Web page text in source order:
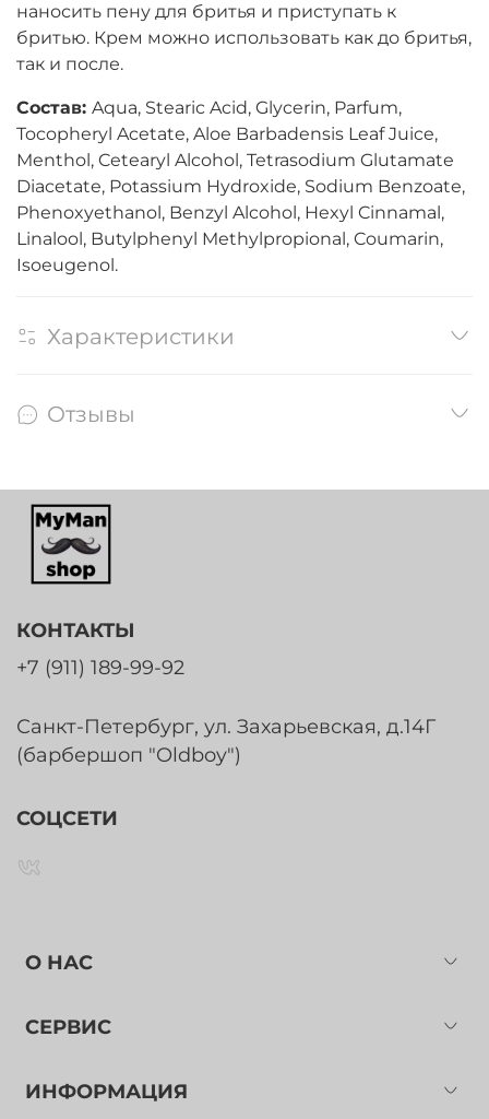
наносить пену для бритья и приступать к
бритью. Крем можно использовать как до бритья,
так и после.
Состав: Aqua, Stearic Acid, Glycerin, Parfum,
Tocopheryl Acetate, Aloe Barbadensis Leaf Juice,
Menthol, Cetearyl Alcohol, Tetrasodium Glutamate
Diacetate, Potassium Hydroxide, Sodium Benzoate,
Phenoxyethanol, Benzyl Alcohol, Hexyl Cinnamal,
Linalool, Butylphenyl Methylpropional, Coumarin,
Isoeugenol.
Характеристики
Отзывы
О НАС
СЕРВИС
ИНФОРМАЦИЯ
КОНТАКТЫ
+7 (911) 189-99-92
Санкт-Петербург, ул. Захарьевская, д.14Г
(барбершоп "Oldboy")
СОЦСЕТИ